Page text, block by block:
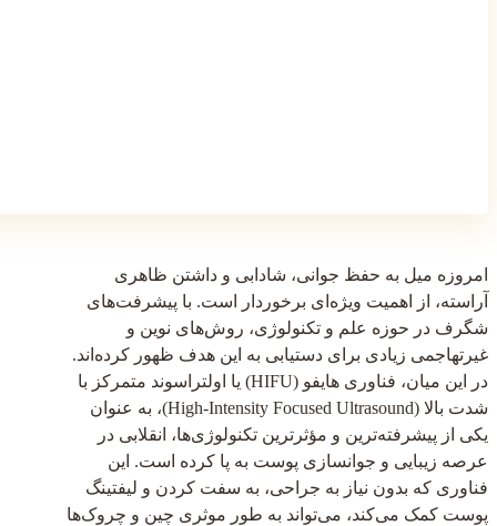
امروزه میل به حفظ جوانی، شادابی و داشتن ظاهری
آراسته، از اهمیت ویژه‌ای برخوردار است. با پیشرفت‌های
شگرف در حوزه علم و تکنولوژی، روش‌های نوین و
غیرتهاجمی زیادی برای دستیابی به این هدف ظهور کرده‌اند.
در این میان، فناوری هایفو (HIFU) یا اولتراسوند متمرکز با
شدت بالا (High-Intensity Focused Ultrasound)، به عنوان
یکی از پیشرفته‌ترین و مؤثرترین تکنولوژی‌ها، انقلابی در
عرصه زیبایی و جوانسازی پوست به پا کرده است. این
فناوری که بدون نیاز به جراحی، به سفت کردن و لیفتینگ
پوست کمک می‌کند، می‌تواند به طور موثری چین و چروک‌ها